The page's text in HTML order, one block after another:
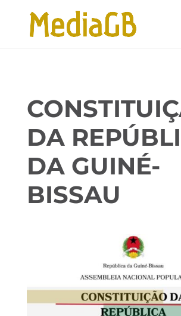
Content
navigation
DA
DA GUINÉ-
BISSAU